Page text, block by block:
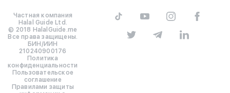
Частная компания
Halal Guide Ltd.
© 2018 HalalGuide.me
Все права защищены.
БИН/ИИН
210240900176
Политика
конфиденциальности
Пользовательское
соглашение
Правилами защиты